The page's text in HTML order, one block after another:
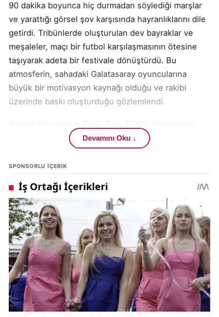
90 dakika boyunca hiç durmadan söylediği marşlar
ve yarattığı görsel şov karşısında hayranlıklarını dile
getirdi. Tribünlerde oluşturulan dev bayraklar ve
meşaleler, maçı bir futbol karşılaşmasının ötesine
taşıyarak adeta bir festivale dönüştürdü. Bu
atmosferin, sahadaki Galatasaray oyuncularına
büyük bir motivasyon kaynağı olduğu ve rakibi
üzerinde baskı oluşturduğu gözlemlendi.
spor medyası, Galatasaray'ın ev sahibi olduğu
maçlarda yaşanan bu muhteşem ambiyansı geniş
yer vererek haberleştirdi. Yabancı yayın kuruluşları,
canlı yayınlar sırasında seyircilere bu eşsiz ortamı
izlettirirken, spikerler ve yorumcular coşkulu taraftar
grubunu "inanılmaz" ve "nefes kesici" gibi sıfatlarla
tanımladı. Bu durum, Galatasaray'ın Avrupa
futbolundaki marka değerini bir kez daha pekiştirdi.
Sahadaki Performansla Birleşen Güç Taraftar
desteği, Galatasaray'ın Şampiyonlar Ligi'ndeki
iddiasının ayrılmaz bir parçası haline geldi.
Oyuncular, çıktıkları her Avrupa maçında bu desteğin
farkında olduklarını ve sahada bunun karşılığını
Devamını Oku ↓
SPONSORLU IÇERIK